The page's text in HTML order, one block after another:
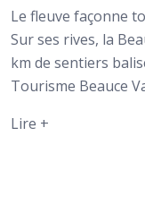
Le fleuve façonne
Sur ses rives, la
km de sentiers
Tourisme Beauce
Lire +